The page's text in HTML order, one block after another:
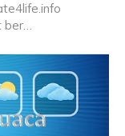
ber…